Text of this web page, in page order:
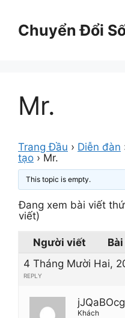
Chuyển Đổi
Mr.
Trang Đầu › Diễn đàn
tạo › Mr.
This topic is empty.
Đang xem bài viết
viết)
Người viết
4 Tháng Mười Hai,
REPLY
jJQaBOcg
Khách